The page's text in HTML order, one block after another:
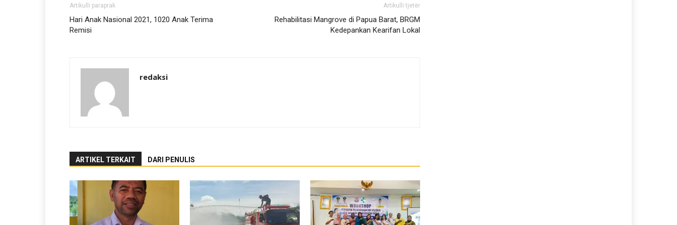
Artikulli paraprak
Hari Anak Nasional 2021, 1020 Anak Terima
Remisi
Artikulli tjetër
Rehabilitasi Mangrove di Papua Barat, BRGM
Kedepankan Kearifan Lokal
redaksi
ARTIKEL TERKAIT DARI PENULIS